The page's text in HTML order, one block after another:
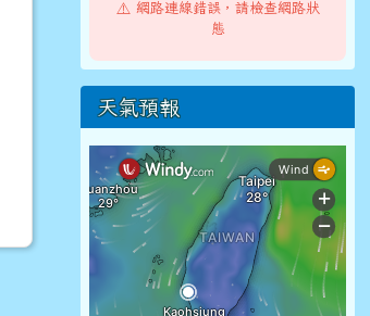
⚠️ 網路連線錯誤，請檢查網路狀
態
天氣預報